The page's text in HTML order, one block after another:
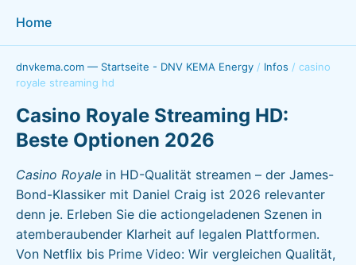
Home
dnvkema.com — Startseite - DNV KEMA Energy / Infos / casino
royale streaming hd
Casino Royale Streaming HD:
Beste Optionen 2026
Casino Royale in HD-Qualität streamen – der James-
Bond-Klassiker mit Daniel Craig ist 2026 relevanter
denn je. Erleben Sie die actiongeladenen Szenen in
atemberaubender Klarheit auf legalen Plattformen.
Von Netflix bis Prime Video: Wir vergleichen Qualität,